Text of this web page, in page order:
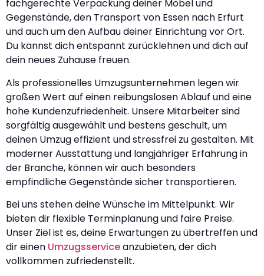
fachgerechte Verpackung deiner Möbel und
Gegenstände, den Transport von Essen nach Erfurt
und auch um den Aufbau deiner Einrichtung vor Ort.
Du kannst dich entspannt zurücklehnen und dich auf
dein neues Zuhause freuen.
Als professionelles Umzugsunternehmen legen wir
großen Wert auf einen reibungslosen Ablauf und eine
hohe Kundenzufriedenheit. Unsere Mitarbeiter sind
sorgfältig ausgewählt und bestens geschult, um
deinen Umzug effizient und stressfrei zu gestalten. Mit
moderner Ausstattung und langjähriger Erfahrung in
der Branche, können wir auch besonders
empfindliche Gegenstände sicher transportieren.
Bei uns stehen deine Wünsche im Mittelpunkt. Wir
bieten dir flexible Terminplanung und faire Preise.
Unser Ziel ist es, deine Erwartungen zu übertreffen und
dir einen Umzugsserviceanzubieten, der dich
vollkommen zufriedenstellt.